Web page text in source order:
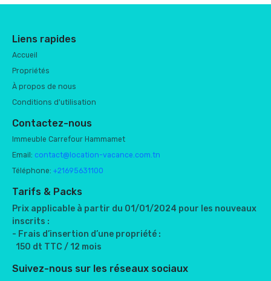
Liens rapides
Accueil
Propriétés
À propos de nous
Conditions d'utilisation
Contactez-nous
Immeuble Carrefour Hammamet
Email: contact@location-vacance.com.tn
Téléphone: +21695631100
Tarifs & Packs
Prix applicable à partir du 01/01/2024 pour les nouveaux
inscrits :
- Frais d’insertion d’une propriété :
150 dt TTC / 12 mois
Suivez-nous sur les réseaux sociaux